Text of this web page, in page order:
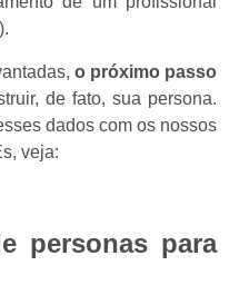
o próximo passo
de fato, sua persona.
dados com os nossos
veja:
personas para